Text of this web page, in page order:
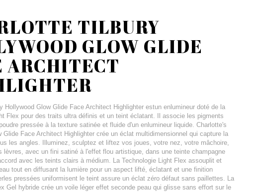
TILBURY
GLOW GLIDE
ARCHITECT
Hollywood Glow Glide Face Architect Highlighter estun enlumineur doté de la
Flex pour des traits ultra définis et un teint éclatant. Il associe les pigments
pressée à la texture satinée et fluide d'un enlumineur liquide. Charlotte's
Glide Face Architect Highlighter crée un éclat multidimensionnel qui capture la
les angles. Illuminez, sculptez et liftez vos joues, votre nez, votre mâchoire,
lèvres, avec un fini satiné à l'effet flou artistique, dans une teinte champagne
avec les teints clairs à médium. La Technologie Light Flex assouplit et
tout en diffusant la lumière pour un aspect lifté, éclatant et une finition
pressées uniformisent le teint assure un éclat zéro défaut sans paillettes. La
Gel hybride crée un voile léger effet seconde peau qui glisse sans effort sur le